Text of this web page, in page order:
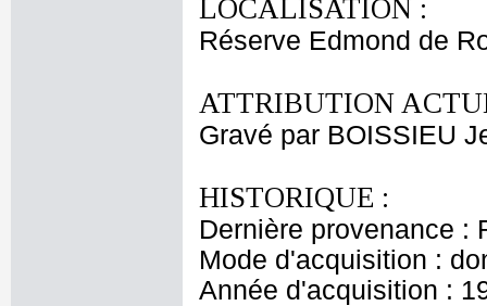
LOCALISATION :
Réserve Edmond de
ATTRIBUTION
Gravé par BOISSIEU
HISTORIQUE :
Dernière provenance :
Mode d'acquisition :
Année d'acquisition :